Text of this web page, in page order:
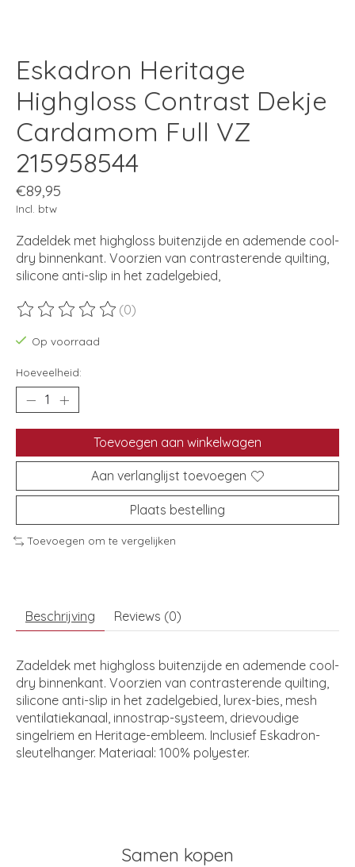
Eskadron Heritage
Highgloss Contrast Dekje
Cardamom Full VZ
215958544
€89,95
Incl. btw
Zadeldek met highgloss buitenzijde en ademende cool-
dry binnenkant. Voorzien van contrasterende quilting,
silicone anti-slip in het zadelgebied,
De beoordeling van dit product is
(0)
Op voorraad
Hoeveelheid:
Toevoegen aan winkelwagen
Aan verlanglijst toevoegen
Plaats bestelling
Toevoegen om te vergelijken
Beschrijving Reviews (0)
Zadeldek met highgloss buitenzijde en ademende cool-
dry binnenkant. Voorzien van contrasterende quilting,
silicone anti-slip in het zadelgebied, lurex-bies, mesh
ventilatiekanaal, innostrap-systeem, drievoudige
singelriem en Heritage-embleem. Inclusief Eskadron-
sleutelhanger. Materiaal: 100% polyester.
Samen kopen